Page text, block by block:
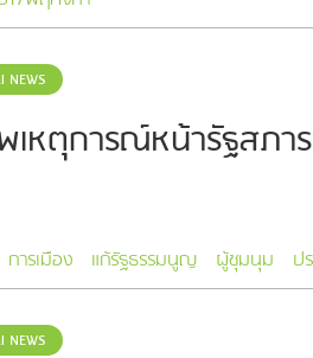
NEWS
เหตุการณ์หน้ารัฐสภา
การเมือง แก้รัฐธรรมนูญ ผู้ชุมนุม ป
NEWS